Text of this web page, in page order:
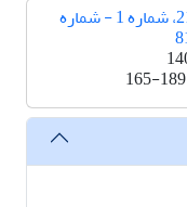
دوره 21، شماره 1 - شماره
165-189